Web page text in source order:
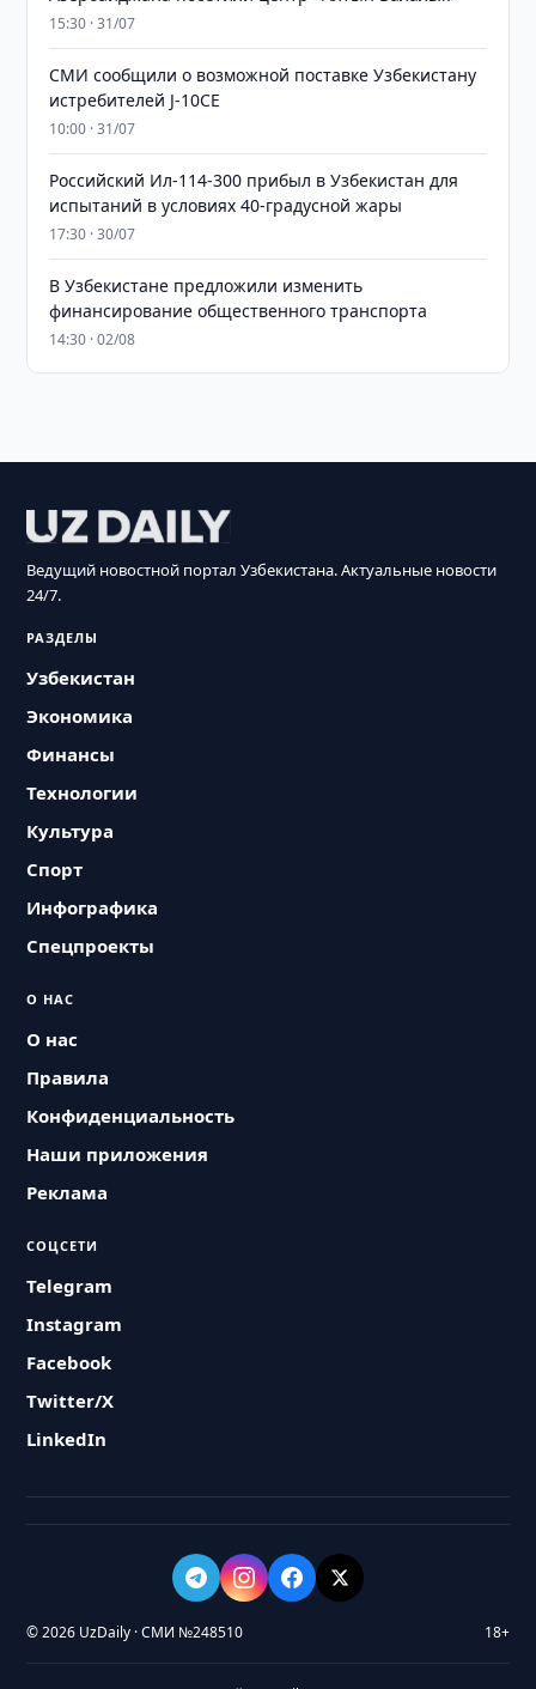
15:30 · 31/07
СМИ сообщили о возможной поставке Узбекистану
истребителей J-10CE
10:00 · 31/07
Российский Ил-114-300 прибыл в Узбекистан для
испытаний в условиях 40-градусной жары
17:30 · 30/07
В Узбекистане предложили изменить
финансирование общественного транспорта
14:30 · 02/08
Ведущий новостной портал Узбекистана. Актуальные новости
24/7.
РАЗДЕЛЫ
Узбекистан
Экономика
Финансы
Технологии
Культура
Спорт
Инфографика
Спецпроекты
О НАС
О нас
Правила
Конфиденциальность
Наши приложения
Реклама
СОЦСЕТИ
Telegram
Instagram
Facebook
Twitter/X
LinkedIn
© 2026 UzDaily · СМИ №248510 18+